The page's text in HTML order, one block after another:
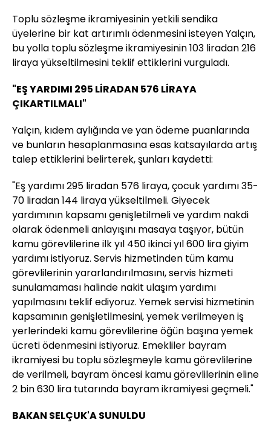
Toplu sözleşme ikramiyesinin yetkili sendika
üyelerine bir kat artırımlı ödenmesini isteyen Yalçın,
bu yolla toplu sözleşme ikramiyesinin 103 liradan 216
liraya yükseltilmesini teklif ettiklerini vurguladı.
"EŞ YARDIMI 295 LİRADAN 576 LİRAYA
ÇIKARTILMALI"
Yalçın, kıdem aylığında ve yan ödeme puanlarında
ve bunların hesaplanmasına esas katsayılarda artış
talep ettiklerini belirterek, şunları kaydetti:
"Eş yardımı 295 liradan 576 liraya, çocuk yardımı 35-
70 liradan 144 liraya yükseltilmeli. Giyecek
yardımının kapsamı genişletilmeli ve yardım nakdi
olarak ödenmeli anlayışını masaya taşıyor, bütün
kamu görevlilerine ilk yıl 450 ikinci yıl 600 lira giyim
yardımı istiyoruz. Servis hizmetinden tüm kamu
görevlilerinin yararlandırılmasını, servis hizmeti
sunulamaması halinde nakit ulaşım yardımı
yapılmasını teklif ediyoruz. Yemek servisi hizmetinin
kapsamının genişletilmesini, yemek verilmeyen iş
yerlerindeki kamu görevlilerine öğün başına yemek
ücreti ödenmesini istiyoruz. Emekliler bayram
ikramiyesi bu toplu sözleşmeyle kamu görevlilerine
de verilmeli, bayram öncesi kamu görevlilerinin eline
2 bin 630 lira tutarında bayram ikramiyesi geçmeli."
BAKAN SELÇUK'A SUNULDU